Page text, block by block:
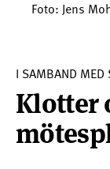
Foto: Jens
I SAMBAND MED
Klotter